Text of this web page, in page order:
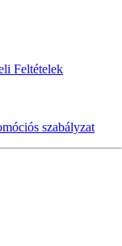
Feltételek
szabályzat